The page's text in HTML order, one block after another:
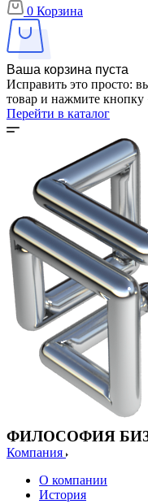
0 Корзина
Ваша корзина пуста
Исправить это просто:
товар и нажмите кнопку
Перейти в каталог
ФИЛОСОФИЯ
Компания
О компании
История